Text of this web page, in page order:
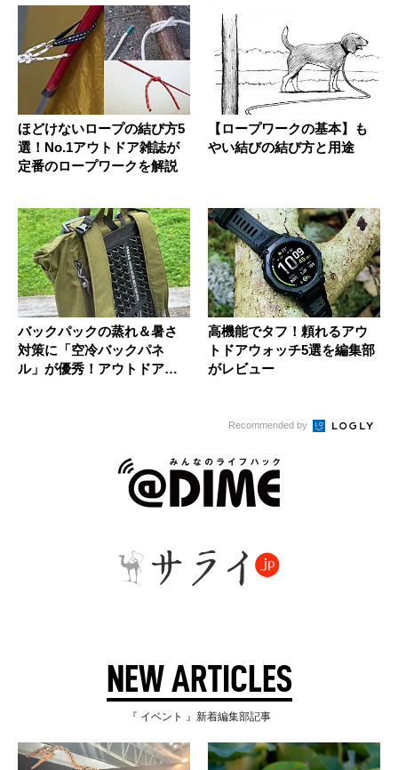
ほどけないロープの結び方5
選！No.1アウトドア雑誌が
定番のロープワークを解説
【ロープワークの基本】も
やい結びの結び方と用途
バックパックの蒸れ＆暑さ
対策に「空冷バックパネ
ル」が優秀！アウトドアラ
高機能でタフ！頼れるアウ
トドアウォッチ5選を編集部
がレビュー
Recommended by
NEW ARTICLES
『 イベント 』新着編集部記事